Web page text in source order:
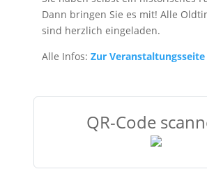
Dann bringen Sie es mit! Alle
sind herzlich eingeladen.
Alle Infos: Zur Veranstaltungsseite
QR-Code